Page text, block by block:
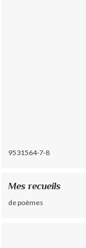
9531564-7-8
Mes recueils
de poèmes